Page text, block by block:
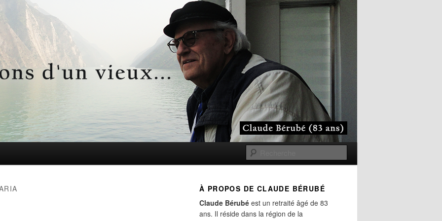
vieux…
À PROPOS DE CLAUDE BÉRUBÉ
Claude Bérubé est un retraité âgé de 83
ans. Il réside dans la région de la